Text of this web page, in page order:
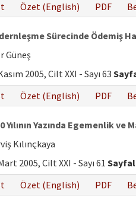
Özet (English) PDF
Sürecinde Ödemiş
Güneş
2005, Cilt XXI - Sayı 63
Özet (English) PDF
Yılının Yazında Egemenlik
Kılınçkaya
2005, Cilt XXI - Sayı 61
Özet (English) PDF